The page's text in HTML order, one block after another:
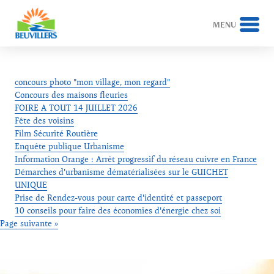
MENU
concours photo "mon village, mon regard"
Concours des maisons fleuries
FOIRE A TOUT 14 JUILLET 2026
Fête des voisins
Film Sécurité Routière
Enquête publique Urbanisme
Information Orange : Arrêt progressif du réseau cuivre en France
Démarches d'urbanisme dématérialisées sur le GUICHET
UNIQUE
Prise de Rendez-vous pour carte d'identité et passeport
10 conseils pour faire des économies d'énergie chez soi
Page suivante »